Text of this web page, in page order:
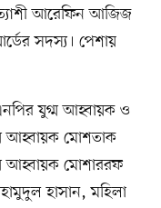
আরেফিন আজিজ
সদস্য। পেশায়
যুগ্ম আহ্বায়ক ও
আহ্বায়ক মোশতাক
আহ্বায়ক মোশাররফ
হাসান, মহিলা